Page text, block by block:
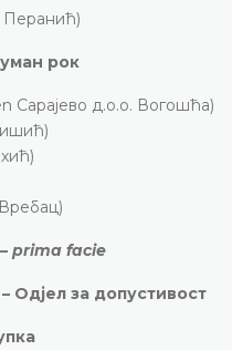
рок
Сарајево д.о.о. Вогошћа)
prima facie
Одјел за допустивост